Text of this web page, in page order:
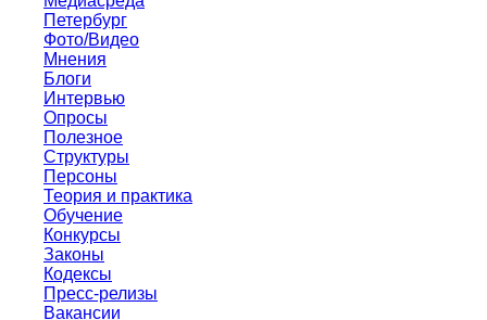
Петербург
Фото/Видео
Мнения
Блоги
Интервью
Опросы
Полезное
Структуры
Персоны
Теория и практика
Обучение
Конкурсы
Законы
Кодексы
Пресс-релизы
Вакансии